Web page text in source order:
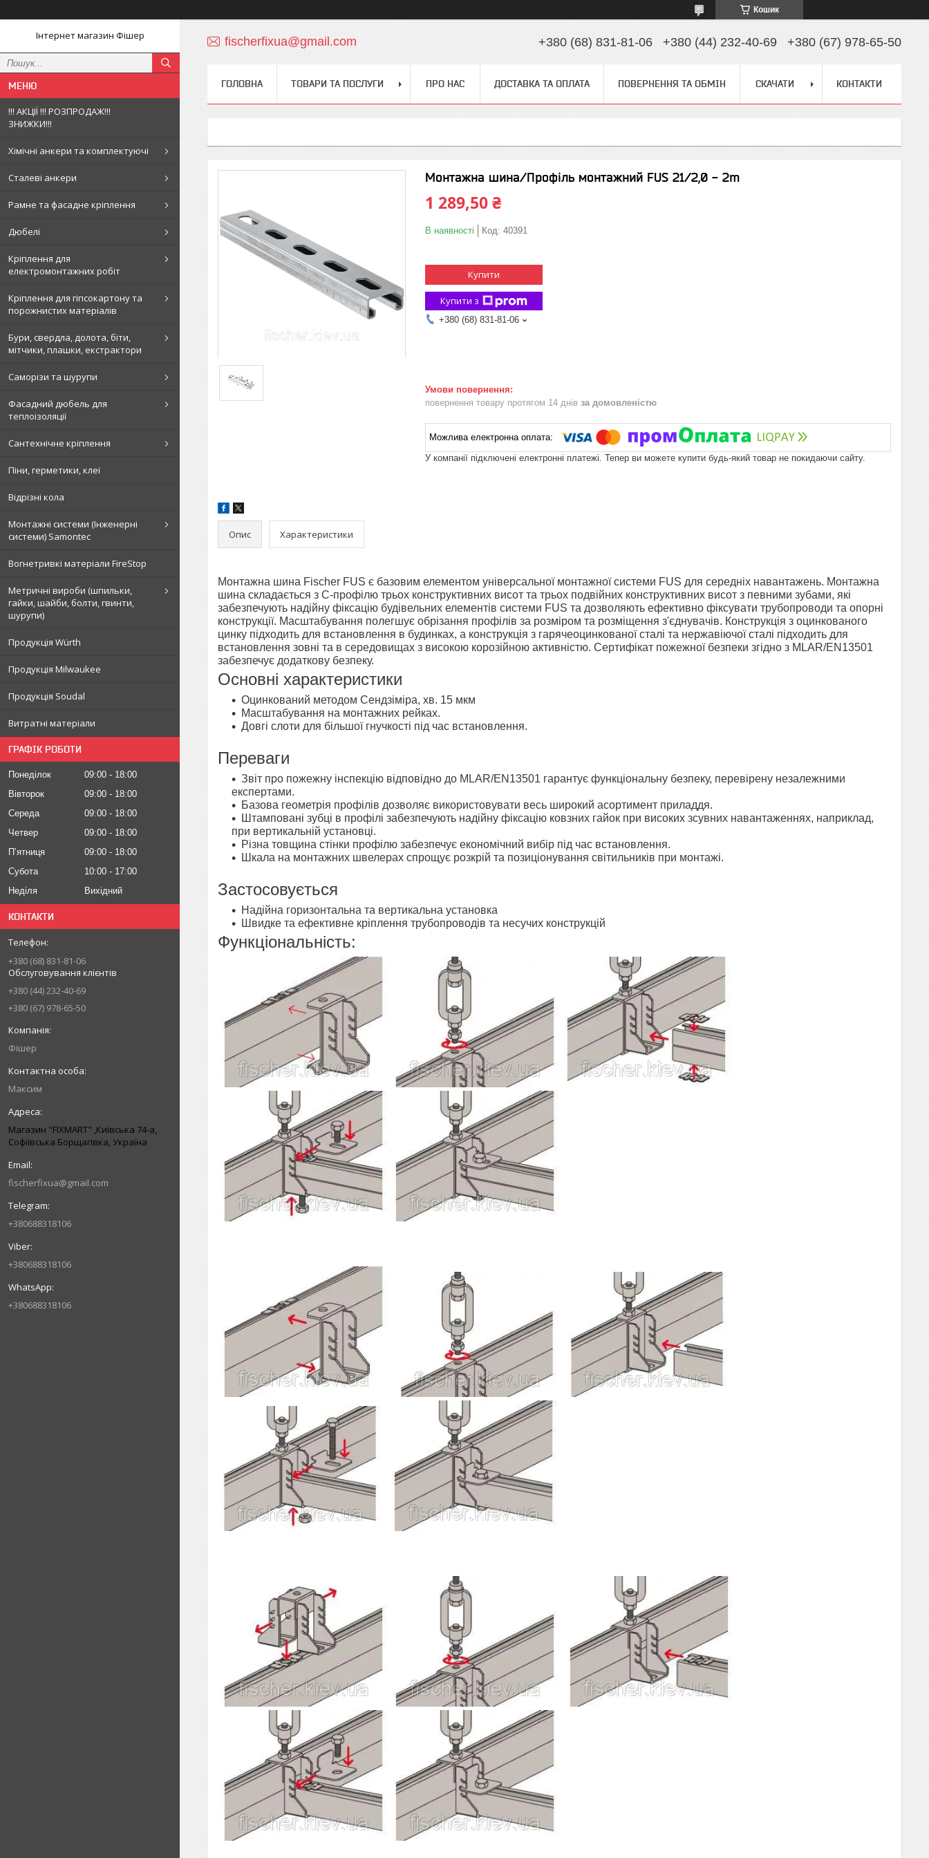
Кошик
Інтернет магазин Фішер
!!! АКЦІЇ !!! РОЗПРОДАЖ!!!
ЗНИЖКИ!!!
Хімічні анкери та комплектуючі
Сталеві анкери
Рамне та фасадне кріплення
Дюбелі
Кріплення для
електромонтажних робіт
Кріплення для гіпсокартону та
порожнистих матеріалів
Бури, свердла, долота, біти,
мітчики, плашки, екстрактори
Саморізи та шурупи
Фасадний дюбель для
теплоізоляції
Сантехнічне кріплення
Піни, герметики, клеї
Відрізні кола
Монтажні системи (Інженерні
системи) Samontec
Вогнетривкі матеріали FireStop
Метричні вироби (шпильки,
гайки, шайби, болти, гвинти,
шурупи)
Продукція Würth
Продукція Milwaukee
Продукція Soudal
Витратні матеріали
ГРАФІК РОБОТИ
Понеділок 09:00
18:00
Вівторок
09:00
18:00
Середа
09:00
18:00
Четвер
09:00
18:00
Пʼятниця
09:00
18:00
Субота
10:00
17:00
Неділя
Вихідний
КОНТАКТИ
+380 (68) 831-81-06
Обслуговування клієнтів
+380 (44) 232-40-69
+380 (67) 978-65-50
Фішер
Максим
Магазин "FIXMART" ,Київська 74-a,
Софіївська Борщагівка, Україна
fischerfixua@gmail.com
+380688318106
+380688318106
+380688318106
fischerfixua@gmail.com +380 (68) 831-81-06 +380 (44) 232-40-69 +380 (67) 978-65-50
ГОЛОВНА ТОВАРИ ТА ПОСЛУГИ ПРО НАС ДОСТАВКА ТА ОПЛАТА ПОВЕРНЕННЯ ТА ОБМІН СКАЧАТИ КОНТАКТИ
Монтажна шина/Профіль монтажний FUS 21/2,0 - 2m
1 289,50 ₴
В наявності Код: 40391
Купити
Купити з
+380 (68) 831-81-06
повернення товару протягом 14 днів за домовленістю
У компанії підключені електронні платежі. Тепер ви можете купити будь-який товар не покидаючи сайту.
Опис Характеристики
Монтажна шина Fischer FUS є базовим елементом універсальної монтажної системи FUS для середніх навантажень. Монтажна
шина складається з С-профілю трьох конструктивних висот та трьох подвійних конструктивних висот з певними зубами, які
забезпечують надійну фіксацію будівельних елементів системи FUS та дозволяють ефективно фіксувати трубопроводи та опорні
конструкції. Масштабування полегшує обрізання профілів за розміром та розміщення з'єднувачів. Конструкція з оцинкованого
цинку підходить для встановлення в будинках, а конструкція з гарячеоцинкованої сталі та нержавіючої сталі підходить для
встановлення зовні та в середовищах з високою корозійною активністю. Сертифікат пожежної безпеки згідно з MLAR/EN13501
забезпечує додаткову безпеку.
Основні характеристики
Оцинкований методом Сендзіміра, хв. 15 мкм
Масштабування на монтажних рейках.
Довгі слоти для більшої гнучкості під час встановлення.
Переваги
Звіт про пожежну інспекцію відповідно до MLAR/EN13501 гарантує функціональну безпеку, перевірену незалежними
експертами.
Базова геометрія профілів дозволяє використовувати весь широкий асортимент приладдя.
Штамповані зубці в профілі забезпечують надійну фіксацію ковзних гайок при високих зсувних навантаженнях, наприклад,
при вертикальній установці.
Різна товщина стінки профілю забезпечує економічний вибір під час встановлення.
Шкала на монтажних швелерах спрощує розкрій та позиціонування світильників при монтажі.
Застосовується
Надійна горизонтальна та вертикальна установка
Швидке та ефективне кріплення трубопроводів та несучих конструкцій
Функціональність: